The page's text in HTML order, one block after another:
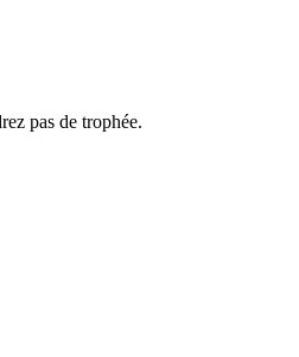
pas de trophée.